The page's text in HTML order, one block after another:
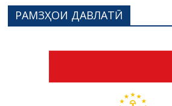
РАМЗҲОИ ДАВЛАТӢ